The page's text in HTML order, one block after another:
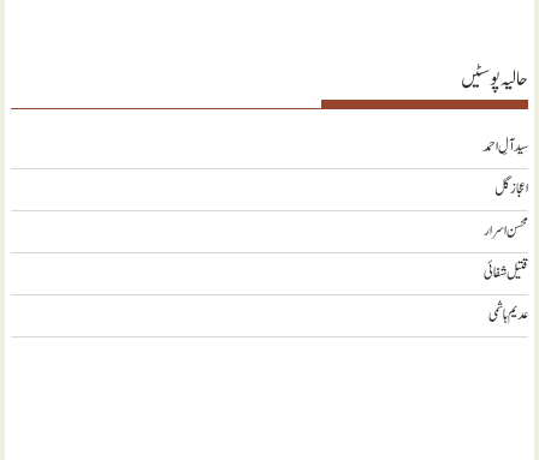
حالیہ پوسٹیں
سید آلِ احمد
اعجاز گل
محسن اسرار
قتیل شفائی
عدیم ہاشمی